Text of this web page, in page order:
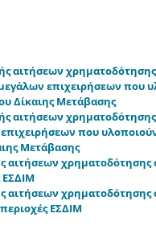
αιτήσεων
επιχειρήσεων που
Δίκαιης Μετάβασης
αιτήσεων
που
Μετάβασης
ΕΣΔΙΜ
ΕΣΔΙΜ